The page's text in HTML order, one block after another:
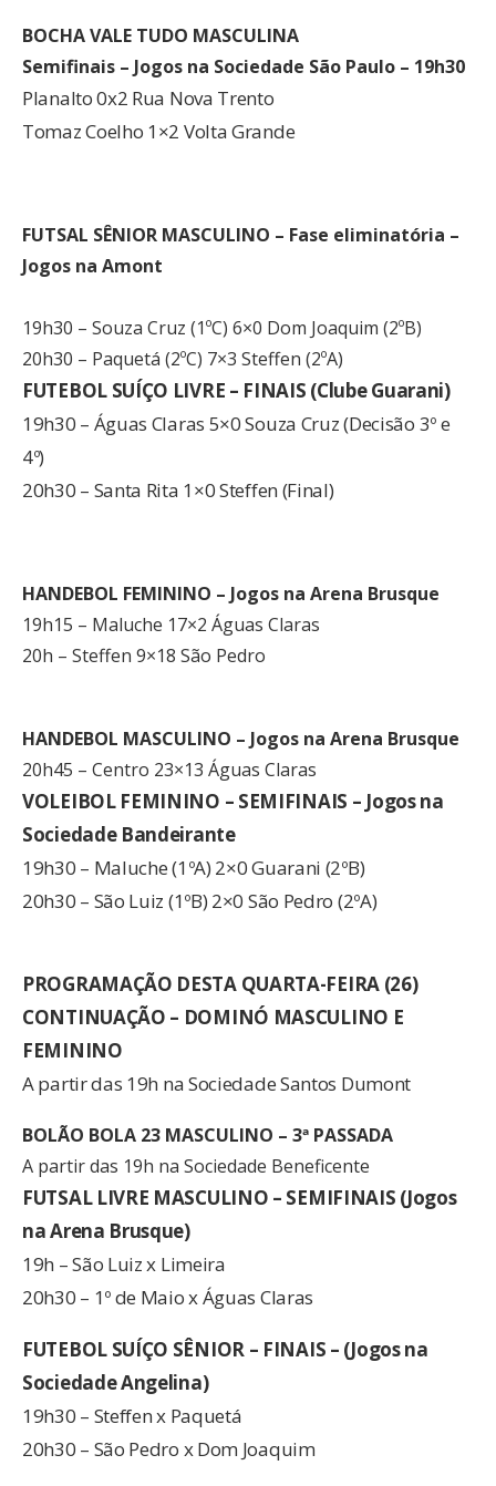
BOCHA VALE TUDO MASCULINA
Semifinais – Jogos na Sociedade São Paulo – 19h30
Planalto 0x2 Rua Nova Trento
Tomaz Coelho 1×2 Volta Grande
FUTSAL SÊNIOR MASCULINO – Fase eliminatória –
Jogos na Amont
19h30 – Souza Cruz (1ºC) 6×0 Dom Joaquim (2ºB)
20h30 – Paquetá (2ºC) 7×3 Steffen (2ºA)
FUTEBOL SUÍÇO LIVRE – FINAIS (Clube Guarani)
19h30 – Águas Claras 5×0 Souza Cruz (Decisão 3º e
4º)
20h30 – Santa Rita 1×0 Steffen (Final)
HANDEBOL FEMININO – Jogos na Arena Brusque
19h15 – Maluche 17×2 Águas Claras
20h – Steffen 9×18 São Pedro
HANDEBOL MASCULINO – Jogos na Arena Brusque
20h45 – Centro 23×13 Águas Claras
VOLEIBOL FEMININO – SEMIFINAIS – Jogos na
Sociedade Bandeirante
19h30 – Maluche (1ºA) 2×0 Guarani (2ºB)
20h30 – São Luiz (1ºB) 2×0 São Pedro (2ºA)
PROGRAMAÇÃO DESTA QUARTA-FEIRA (26)
CONTINUAÇÃO – DOMINÓ MASCULINO E
FEMININO
A partir das 19h na Sociedade Santos Dumont
BOLÃO BOLA 23 MASCULINO – 3ª PASSADA
A partir das 19h na Sociedade Beneficente
FUTSAL LIVRE MASCULINO – SEMIFINAIS (Jogos
na Arena Brusque)
19h – São Luiz x Limeira
20h30 – 1º de Maio x Águas Claras
FUTEBOL SUÍÇO SÊNIOR – FINAIS – (Jogos na
Sociedade Angelina)
19h30 – Steffen x Paquetá
20h30 – São Pedro x Dom Joaquim